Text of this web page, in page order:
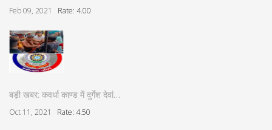
Feb 09, 2021 Rate: 4.00
बड़ी खबर: कवर्धा काण्ड में दुर्गेश देवां…
Oct 11, 2021 Rate: 4.50